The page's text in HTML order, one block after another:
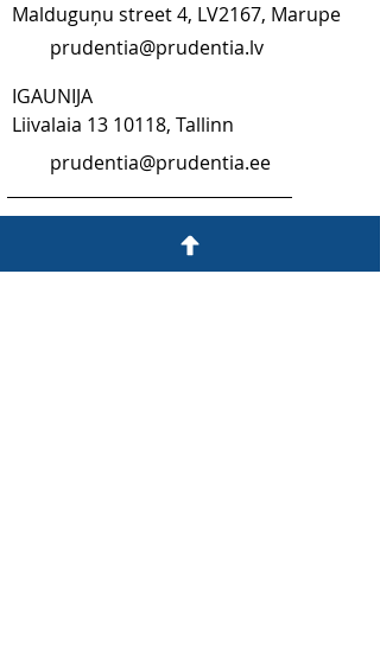
Malduguņu street 4, LV2167, Marupe
prudentia@prudentia.lv
IGAUNIJA​
Liivalaia 13 10118, Tallinn
prudentia@prudentia.ee